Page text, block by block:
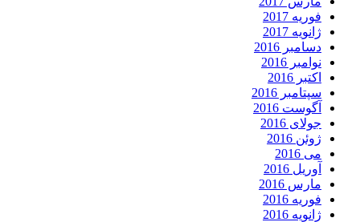
فوریه 2017
ژانویه 2017
دسامبر 2016
نوامبر 2016
اکتبر 2016
سپتامبر 2016
آگوست 2016
جولای 2016
ژوئن 2016
می 2016
آوریل 2016
مارس 2016
فوریه 2016
ژانویه 2016